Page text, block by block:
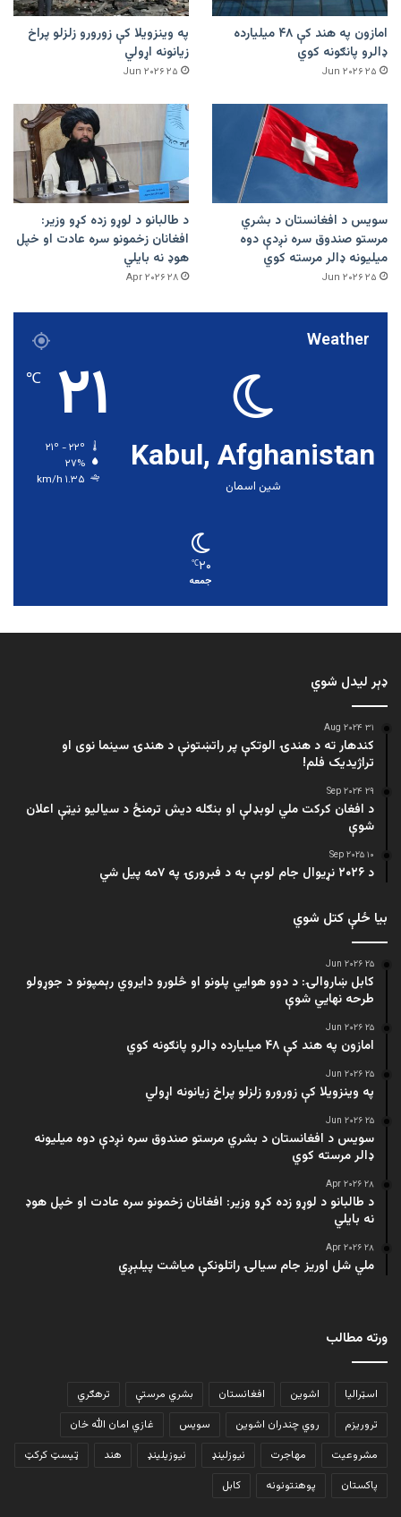
امازون په هند کې ۴۸ میلیارده
ډالرو پانګونه کوي
۲۵ Jun ۲۰۲۶
په وینزویلا کې زورورو زلزلو پراخ
زیانونه اړولي
۲۵ Jun ۲۰۲۶
سویس د افغانستان د بشري
مرستو صندوق سره نږدې دوه
میلیونه ډالر مرسته کوي
۲۵ Jun ۲۰۲۶
د طالبانو د لوړو زده کړو وزیر:
افغانان زخمونو سره عادت او خپل
هوډ نه بایلي
۲۸ Apr ۲۰۲۶
Weather
Kabul, Afghanistan
شین اسمان
۲۱ ℃
۲۷%
۱.۳۵ km/h
۲۰℃
جمعه
ډېر لیدل شوي
۳۱ Aug ۲۰۲۴
کندهار ته د هندۍ الوتکې پر راتښتونې د هندۍ سینما نوی او
تراژيديک فلم!
۲۹ Sep ۲۰۲۴
د افغان کرکت ملي لوبډلې او بنګله دیش ترمنځ د سیالیو نیټې اعلان
شوې
۱۰ Sep ۲۰۲۵
د ۲۰۲۶ نړیوال جام لوبې به د فبرورۍ په ۷مه پیل شي
بیا ځلې کتل شوي
۲۵ Jun ۲۰۲۶
کابل ښاروالۍ: د دوو هوايي پلونو او څلورو دایروي رېمپونو د جوړولو
طرحه نهایي شوې
۲۵ Jun ۲۰۲۶
امازون په هند کې ۴۸ میلیارده ډالرو پانګونه کوي
۲۵ Jun ۲۰۲۶
په وینزویلا کې زورورو زلزلو پراخ زیانونه اړولي
۲۵ Jun ۲۰۲۶
سویس د افغانستان د بشري مرستو صندوق سره نږدې دوه میلیونه
ډالر مرسته کوي
۲۸ Apr ۲۰۲۶
د طالبانو د لوړو زده کړو وزیر: افغانان زخمونو سره عادت او خپل هوډ
نه بایلي
۲۸ Apr ۲۰۲۶
ملي شل اوریز جام سیالۍ راتلونکې میاشت پیلېږي
ورته مطالب
اسټرالیا اشوین افغانستان بشري مرستې
ترهګري
تروریزم
روي چندران اشوین سویس
غازي امان الله خان
مشروعیت
مهاجرت نیوزلینډ نیوزیلینډ هند
ټیسټ کرکټ
پاکستان
پوهنتونونه کابل